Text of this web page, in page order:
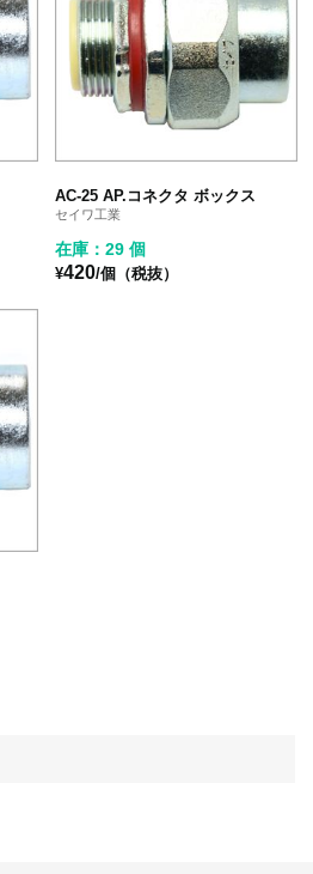
AC-25 AP.コネクタ ボックス
セイワ工業
在庫：29 個
¥420/個（税抜）